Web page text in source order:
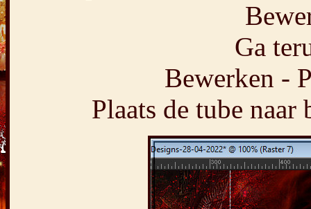
Ga
Bewerken -
Plaats de tube